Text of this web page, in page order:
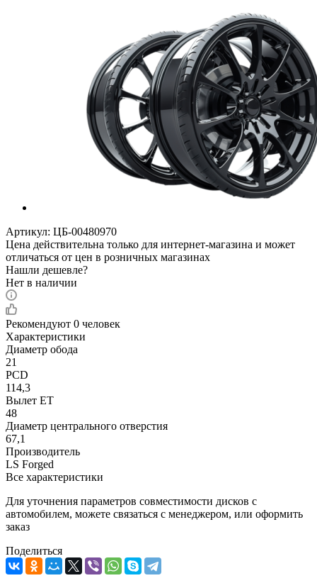
Артикул: ЦБ-00480970
Цена действительна только для интернет-магазина и может
отличаться от цен в розничных магазинах
Нашли дешевле?
Нет в наличии
Рекомендуют 0 человек
Характеристики
Диаметр обода
21
PCD
114,3
Вылет ET
48
Диаметр центрального отверстия
67,1
Производитель
LS Forged
Все характеристики
Для уточнения параметров совместимости дисков с
автомобилем, можете связаться с менеджером, или оформить
заказ
Поделиться